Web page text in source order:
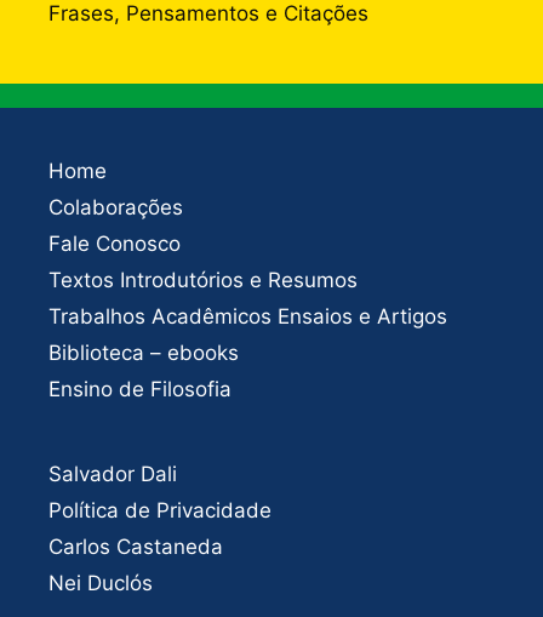
Frases, Pensamentos e Citações
Home
Colaborações
Fale Conosco
Textos Introdutórios e Resumos
Trabalhos Acadêmicos Ensaios e Artigos
Biblioteca – ebooks
Ensino de Filosofia
Salvador Dali
Política de Privacidade
Carlos Castaneda
Nei Duclós